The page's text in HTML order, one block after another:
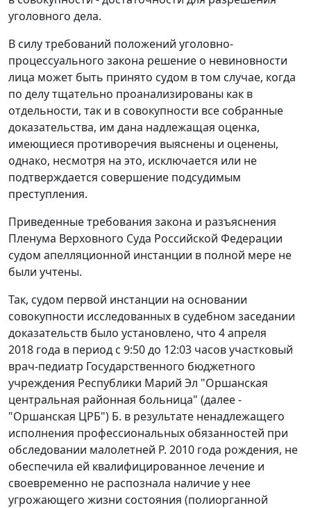
уголовного дела.
В силу требований положений уголовно-
процессуального закона решение о невиновности
лица может быть принято судом в том случае, когда
по делу тщательно проанализированы как в
отдельности, так и в совокупности все собранные
доказательства, им дана надлежащая оценка,
имеющиеся противоречия выяснены и оценены,
однако, несмотря на это, исключается или не
подтверждается совершение подсудимым
преступления.
Приведенные требования закона и разъяснения
Пленума Верховного Суда Российской Федерации
судом апелляционной инстанции в полной мере не
были учтены.
Так, судом первой инстанции на основании
совокупности исследованных в судебном заседании
доказательств было установлено, что 4 апреля
2018 года в период с 9:50 до 12:03 часов участковый
врач-педиатр Государственного бюджетного
учреждения Республики Марий Эл "Оршанская
центральная районная больница" (далее -
"Оршанская ЦРБ") Б. в результате ненадлежащего
исполнения профессиональных обязанностей при
обследовании малолетней Р. 2010 года рождения, не
обеспечила ей квалифицированное лечение и
своевременно не распознала наличие у нее
угрожающего жизни состояния (полиорганной